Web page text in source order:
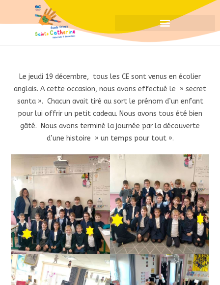
Le jeudi 19 décembre, tous les CE sont venus en écolier
anglais. A cette occasion, nous avons effectué le » secret
santa ». Chacun avait tiré au sort le prénom d’un enfant
pour lui offrir un petit cadeau. Nous avons tous été bien
gâté. Nous avons terminé la journée par la découverte
d’une histoire » un temps pour tout ».